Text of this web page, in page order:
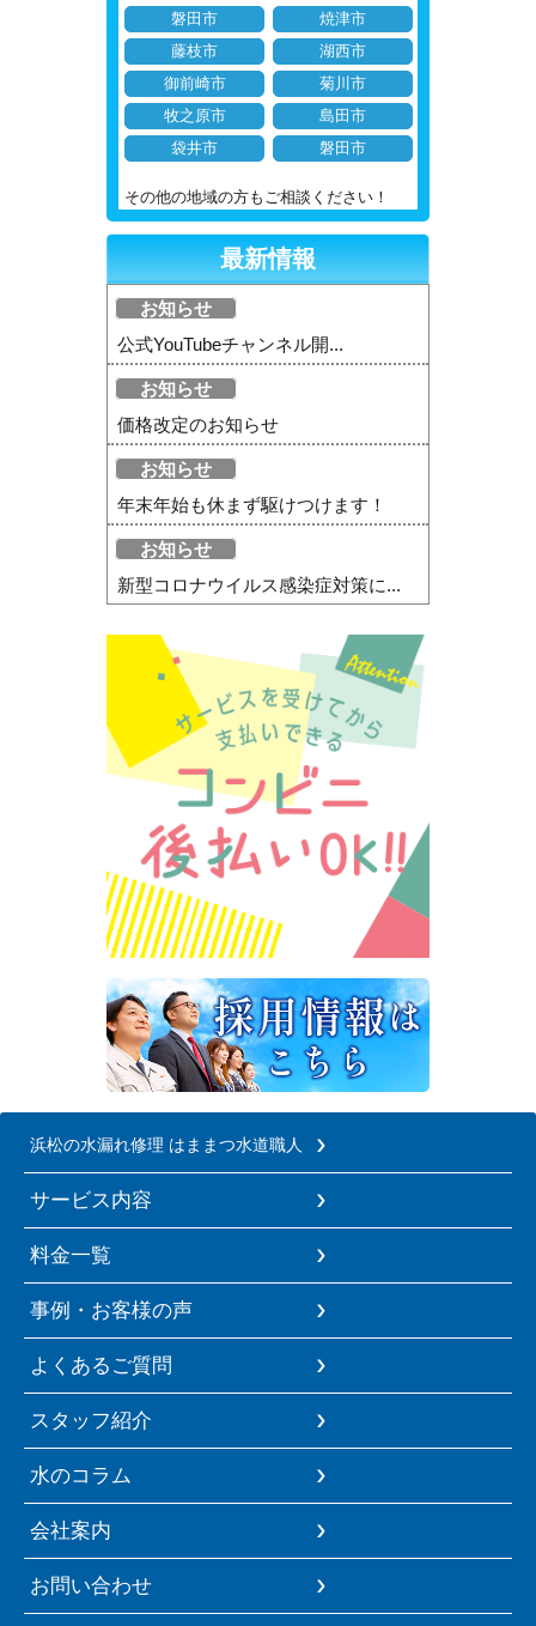
磐田市
焼津市
藤枝市
湖西市
御前崎市
菊川市
牧之原市
島田市
袋井市
磐田市
その他の地域の方もご相談ください！
最新情報
お知らせ
公式YouTubeチャンネル開...
お知らせ
価格改定のお知らせ
お知らせ
年末年始も休まず駆けつけます！
お知らせ
新型コロナウイルス感染症対策に...
浜松の水漏れ修理 はままつ水道職人
サービス内容
料金一覧
事例・お客様の声
よくあるご質問
スタッフ紹介
水のコラム
会社案内
お問い合わせ